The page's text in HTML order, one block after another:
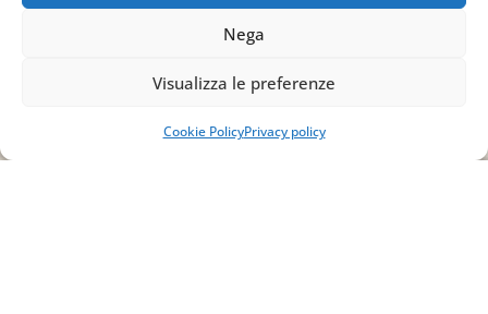
Nega
Visualizza le preferenze
Cookie PolicyPrivacy policy
ISCRIVITI ALLA
Per restare sempre aggiornato su tutte le